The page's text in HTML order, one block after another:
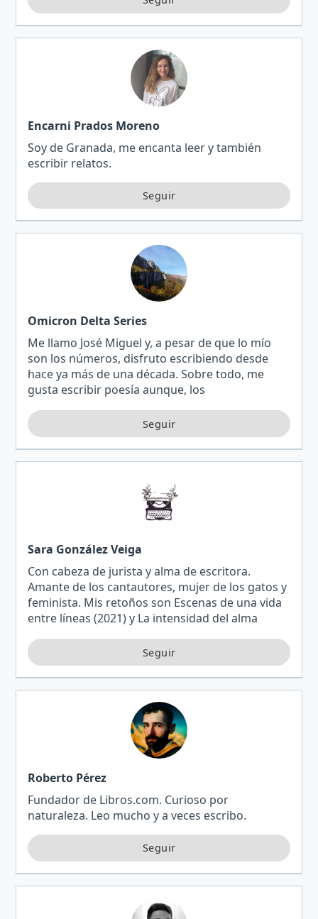
Encarni Prados Moreno
Soy de Granada, me encanta leer y también
escribir relatos.
Omicron Delta Series
Me llamo José Miguel y, a pesar de que lo mío
son los números, disfruto escribiendo desde
hace ya más de una década. Sobre todo, me
gusta escribir poesía aunque, los
descubrir el asombroso mundo de…
Sara González Veiga
Con cabeza de jurista y alma de escritora.
Amante de los cantautores, mujer de los gatos y
feminista. Mis retoños son Escenas de una vida
entre líneas (2021) y La intensidad del alma
Roberto Pérez
Fundador de Libros.com. Curioso por
naturaleza. Leo mucho y a veces escribo.